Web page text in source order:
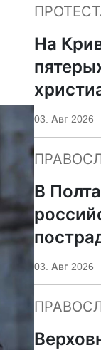
На
ударе
03. Авг 2026
В
УПЦ
03. Авг 2026